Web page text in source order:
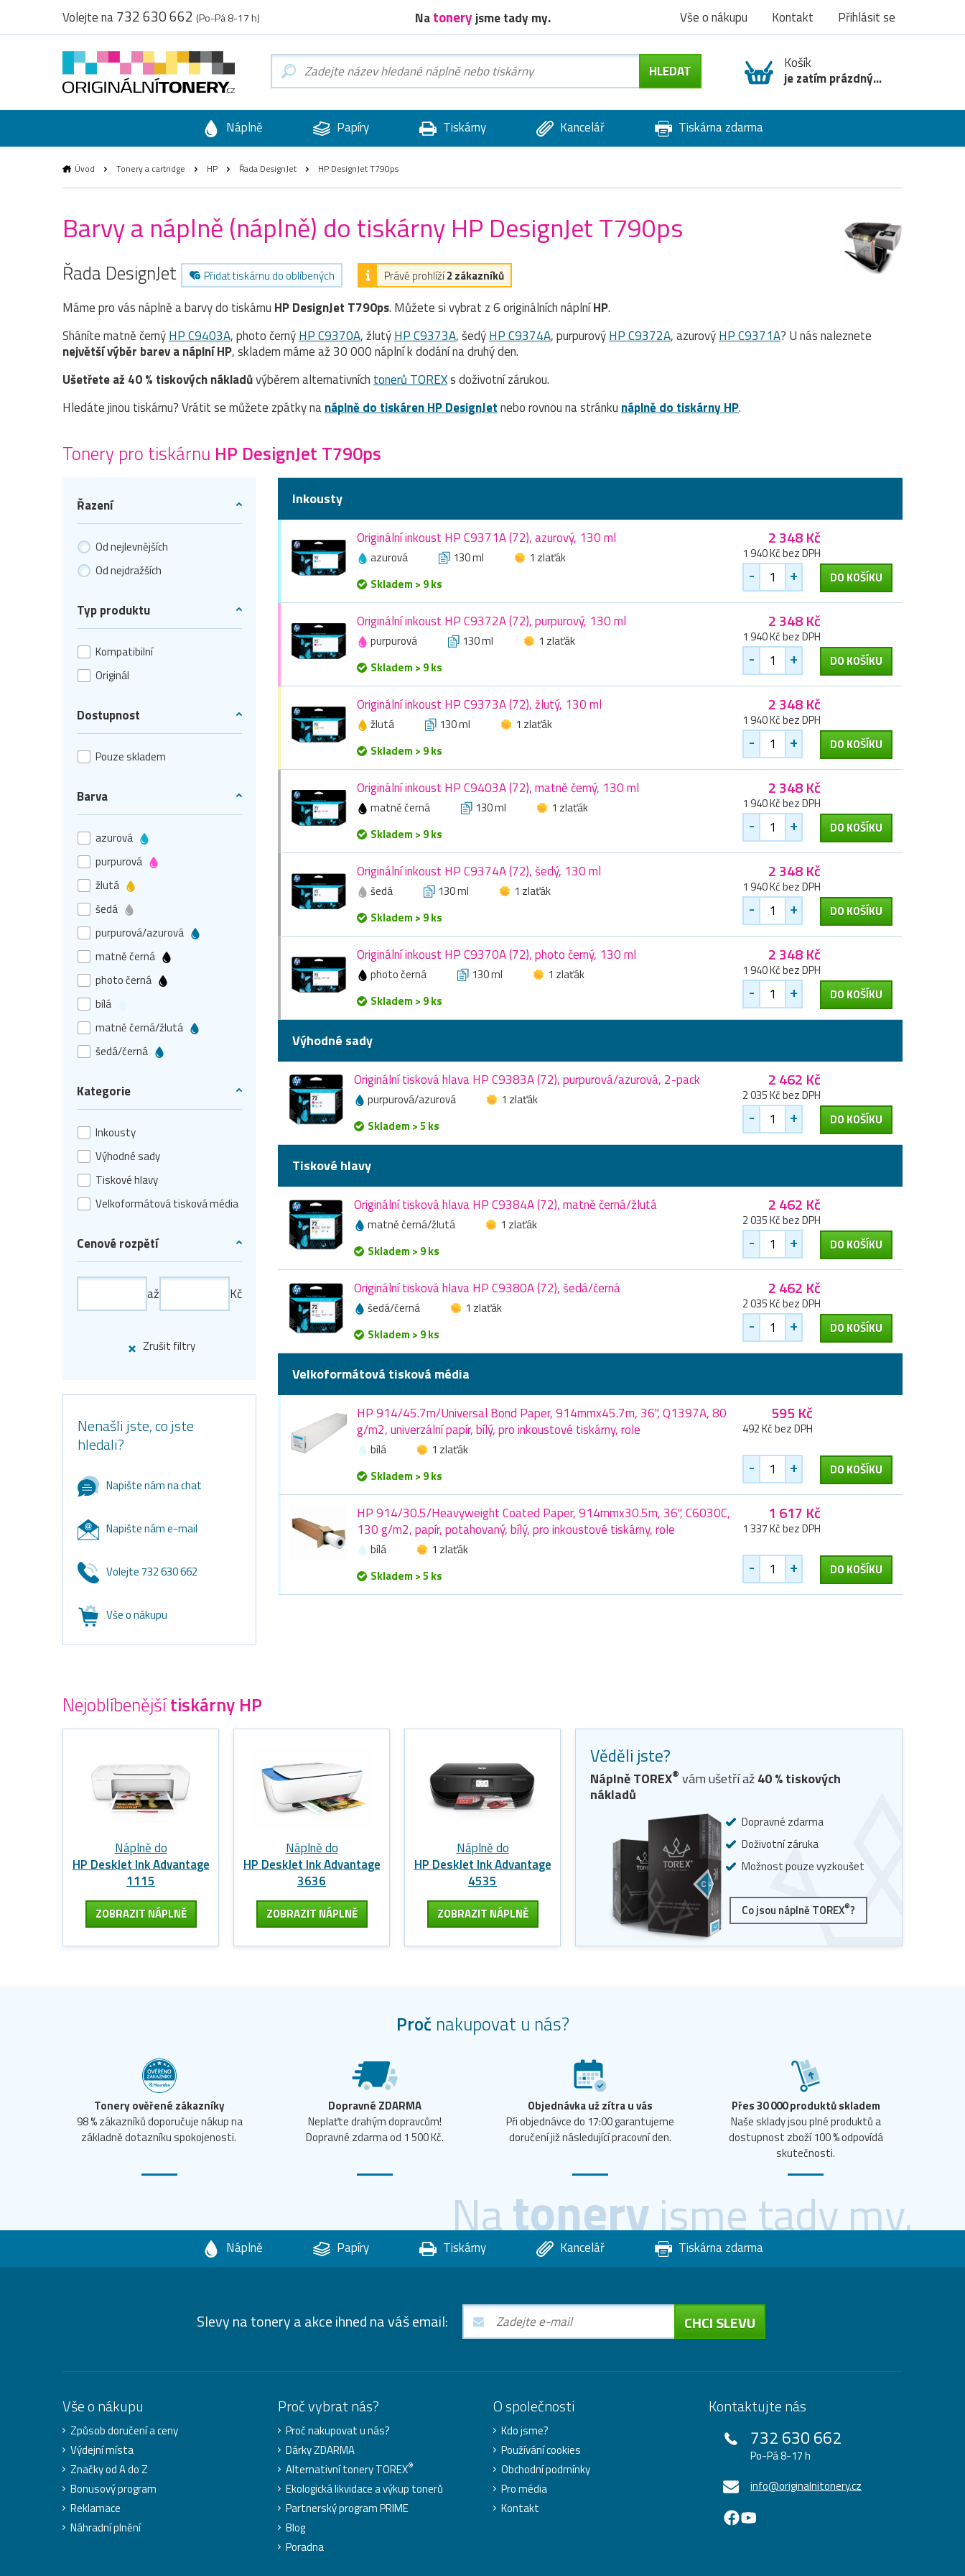
Volejte na732 630 662 (Po-Pá 8-17 h) Natoneryjsme tady my. Vše o nákupu Kontakt Přihlásit se
Košík
je zatím prázdný...
Náplně Papíry Tiskárny Kancelář Tiskárna zdarma
Úvod Tonery a cartridge HP Řada DesignJet HP DesignJet T790ps
Barvy a náplně (náplně) do tiskárny HP DesignJet T790ps
Řada DesignJet Přidat tiskárnu do oblíbených Právě prohlíží2 zákazníků
Máme pro vás náplně a barvy do tiskárnu HP DesignJet T790ps. Můžete si vybrat z 6 originálních náplníHP.
Sháníte matně černýHP C9403A, photo černýHP C9370A, žlutýHP C9373A, šedýHP C9374A, purpurovýHP C9372A, azurovýHP C9371A? U nás naleznete
největší výběr barev a náplní HP, skladem máme až 30 000 náplní k dodání na druhý den.
Ušetřete až 40 % tiskových nákladůvýběrem alternativních tonerů TOREXs doživotní zárukou.
Hledáte jinou tiskárnu? Vrátit se můžete zpátky nanáplně do tiskáren HP DesignJetnebo rovnou na stránku náplně do tiskárny HP.
Tonery pro tiskárnu HP DesignJet T790ps
Řazení
Od nejlevnějších
Od nejdražších
Typ produktu
Kompatibilní
Originál
Dostupnost
Pouze skladem
Barva
azurová
purpurová
žlutá
šedá
purpurová/azurová
matně černá
photo černá
bílá
matně černá/žlutá
šedá/černá
Kategorie
Inkousty
Výhodné sady
Tiskové hlavy
Velkoformátová tisková média
Cenové rozpětí
až Kč
Zrušit filtry
Nenašli jste, co jste
hledali?
Napište nám na chat
Napište nám e-mail
Volejte 732 630 662
Vše o nákupu
Inkousty
Originální inkoust HP C9371A (72), azurový, 130 ml
azurová 130 ml
1 zlaťák
Skladem > 9 ks
2 348 Kč
1 940 Kč bez DPH
- + DO KOŠÍKU
Originální inkoust HP C9372A (72), purpurový, 130 ml
purpurová 130 ml
1 zlaťák
Skladem > 9 ks
2 348 Kč
1 940 Kč bez DPH
- + DO KOŠÍKU
Originální inkoust HP C9373A (72), žlutý, 130 ml
žlutá 130 ml
1 zlaťák
Skladem > 9 ks
2 348 Kč
1 940 Kč bez DPH
- + DO KOŠÍKU
Originální inkoust HP C9403A (72), matně černý, 130 ml
matně černá 130 ml
1 zlaťák
Skladem > 9 ks
2 348 Kč
1 940 Kč bez DPH
- + DO KOŠÍKU
Originální inkoust HP C9374A (72), šedý, 130 ml
šedá 130 ml
1 zlaťák
Skladem > 9 ks
2 348 Kč
1 940 Kč bez DPH
- + DO KOŠÍKU
Originální inkoust HP C9370A (72), photo černý, 130 ml
photo černá 130 ml
1 zlaťák
Skladem > 9 ks
2 348 Kč
1 940 Kč bez DPH
- + DO KOŠÍKU
Výhodné sady
Originální tisková hlava HP C9383A (72), purpurová/azurová, 2-pack
purpurová/azurová
1 zlaťák
Skladem > 5 ks
2 462 Kč
2 035 Kč bez DPH
- + DO KOŠÍKU
Tiskové hlavy
Originální tisková hlava HP C9384A (72), matně černá/žlutá
matně černá/žlutá
1 zlaťák
Skladem > 9 ks
2 462 Kč
2 035 Kč bez DPH
- + DO KOŠÍKU
Originální tisková hlava HP C9380A (72), šedá/černá
šedá/černá
1 zlaťák
Skladem > 9 ks
2 462 Kč
2 035 Kč bez DPH
- + DO KOŠÍKU
Velkoformátová tisková média
HP 914/45.7m/Universal Bond Paper, 914mmx45.7m, 36", Q1397A, 80
g/m2, univerzální papír, bílý, pro inkoustové tiskárny, role
bílá
1 zlaťák
Skladem > 9 ks
595 Kč
492 Kč bez DPH
- + DO KOŠÍKU
HP 914/30.5/Heavyweight Coated Paper, 914mmx30.5m, 36", C6030C,
130 g/m2, papír, potahovaný, bílý, pro inkoustové tiskárny, role
bílá
1 zlaťák
Skladem > 5 ks
1 617 Kč
1 337 Kč bez DPH
- + DO KOŠÍKU
Nejoblíbenějšítiskárny HP
Náplně do
HP DeskJet Ink Advantage
1115
ZOBRAZIT NÁPLNĚ
Náplně do
HP DeskJet Ink Advantage
3636
ZOBRAZIT NÁPLNĚ
Náplně do
HP DeskJet Ink Advantage
4535
ZOBRAZIT NÁPLNĚ
Věděli jste?
Náplně TOREX® vám ušetří až40% tiskových
nákladů
Dopravné zdarma
Doživotní záruka
Možnost pouze vyzkoušet
Co jsou náplně TOREX®?
Proč nakupovat u nás?
Tonery ověřené zákazníky
98 % zákazníků doporučuje nákup na
základně dotazníku spokojenosti.
Dopravné ZDARMA
Neplaťte drahým dopravcům!
Dopravné zdarma od 1 500 Kč.
Objednávka už zítra u vás
Při objednávce do 17:00 garantujeme
doručení již následující pracovní den.
Přes 30 000 produktů skladem
Naše sklady jsou plné produktů a
dostupnost zboží 100 % odpovídá
skutečnosti.
Natoneryjsme tady my.
Náplně Papíry Tiskárny Kancelář Tiskárna zdarma
Slevy na tonery a akce ihned na váš email: CHCI SLEVU
Vše o nákupu
Způsob doručení a ceny
Výdejní místa
Značky od A do Z
Bonusový program
Reklamace
Náhradní plnění
Proč vybrat nás?
Proč nakupovat u nás?
Dárky ZDARMA
Alternativní tonery TOREX®
Ekologická likvidace a výkup tonerů
Partnerský program PRIME
Blog
Poradna
O společnosti
Kdo jsme?
Používání cookies
Obchodní podmínky
Pro média
Kontakt
Kontaktujte nás
732 630 662
Po-Pá 8-17 h
info@originalnitonery.cz